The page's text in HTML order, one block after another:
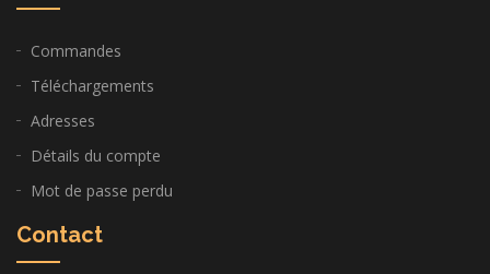
Commandes
Téléchargements
Adresses
Détails du compte
Mot de passe perdu
Contact